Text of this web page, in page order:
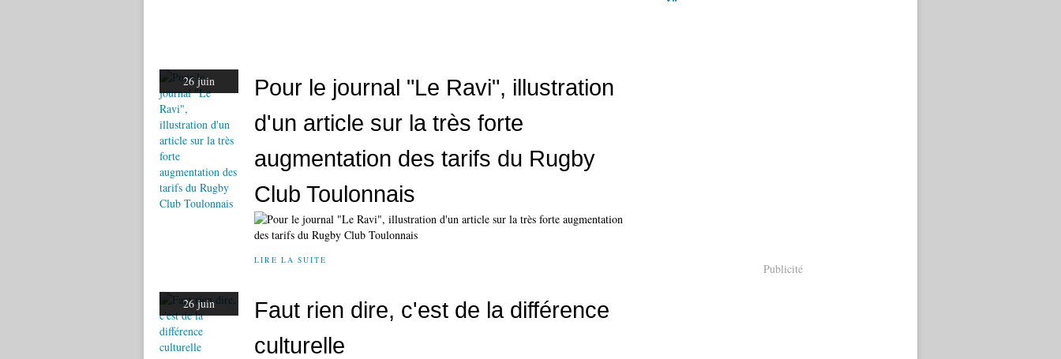
26 juin
Pour le journal "Le Ravi", illustration
d'un article sur la très forte
augmentation des tarifs du Rugby
Club Toulonnais
LIRE LA SUITE
26 juin
Faut rien dire, c'est de la différence
culturelle
Publicité